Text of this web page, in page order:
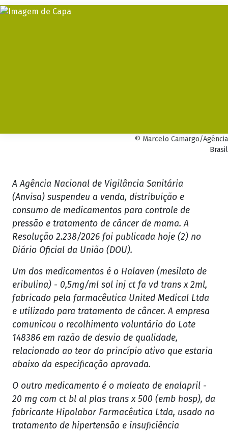
© Marcelo Camargo/Agência
Brasil
A Agência Nacional de Vigilância Sanitária
(Anvisa) suspendeu a venda, distribuição e
consumo de medicamentos para controle de
pressão e tratamento de câncer de mama. A
Resolução 2.238/2026 foi publicada hoje (2) no
Diário Oficial da União (DOU).
Um dos medicamentos é o Halaven (mesilato de
eribulina) - 0,5mg/ml sol inj ct fa vd trans x 2ml,
fabricado pela farmacêutica United Medical Ltda
e utilizado para tratamento de câncer. A empresa
comunicou o recolhimento voluntário do Lote
148386 em razão de desvio de qualidade,
relacionado ao teor do princípio ativo que estaria
abaixo da especificação aprovada.
O outro medicamento é o maleato de enalapril -
20 mg com ct bl al plas trans x 500 (emb hosp), da
fabricante Hipolabor Farmacêutica Ltda, usado no
tratamento de hipertensão e insuficiência